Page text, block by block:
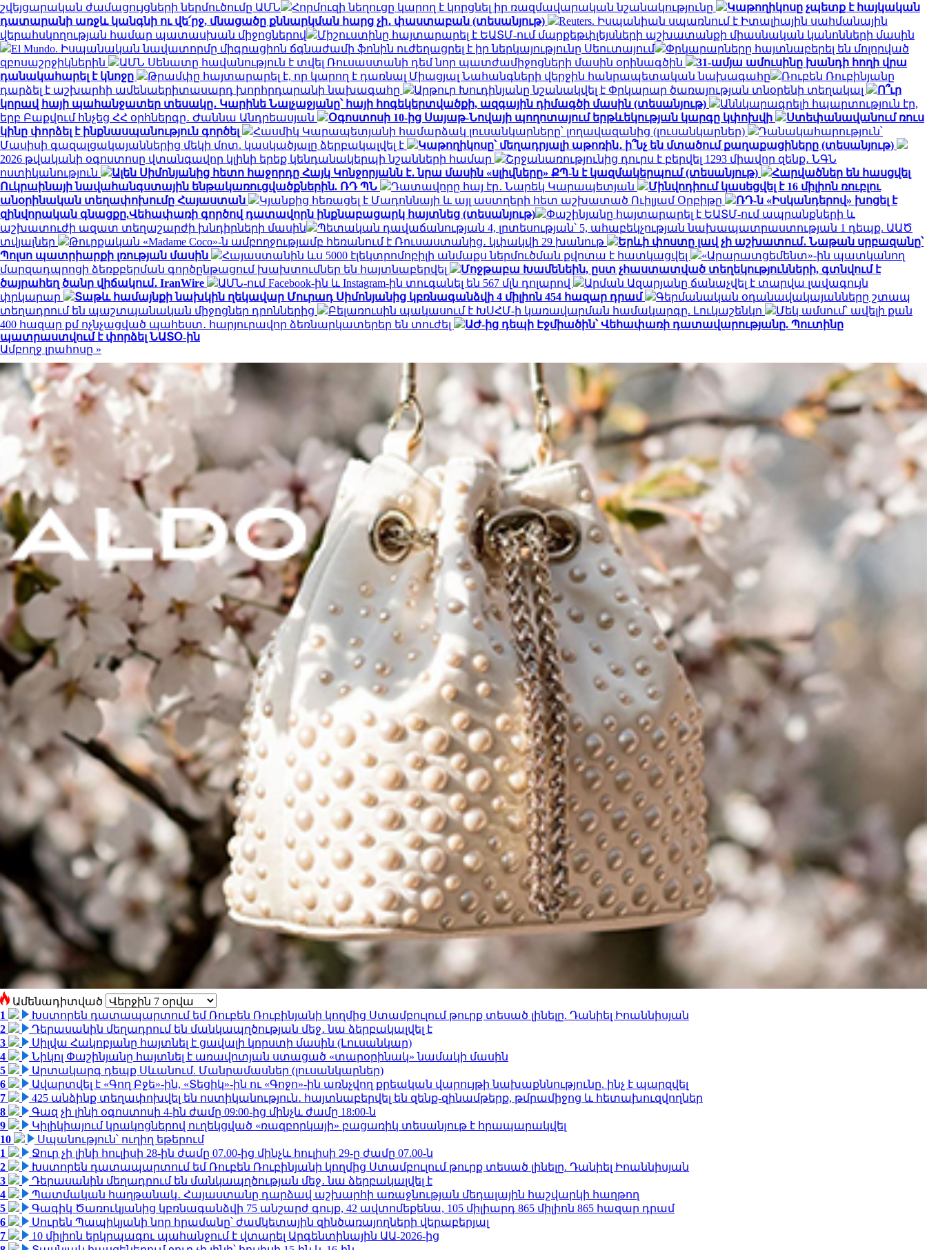
շվեյցարական ժամացույցների ներմուծումը ԱՄՆ
Հորմուզի նեղուցը կարող է կորցնել իր ռազմավարական նշանակությունը
Կաթողիկոսը չպետք է հայկական
դատարանի առջև կանգնի ու վե՛րջ, մնացածը քննարկման հարց չի․ փաստաբան (տեսանյութ)
Reuters. Իսպանիան սպառնում է Իտալիային սահմանային
վերահսկողության համար պատասխան միջոցներով
Միշուստինը հայտարարել է ԵԱՏՄ-ում մարքեթփլեյսների աշխատանքի միասնական կանոնների մասին
El Mundo. Իսպանական նավատորմը միգրացիոն ճգնաժամի ֆոնին ուժեղացրել է իր ներկայությունը Սեուտայում
Փրկարարները հայտնաբերել են մոլորված
զբոսաշրջիկներին
ԱՄՆ Սենատը հավանություն է տվել Ռուսաստանի դեմ նոր պատժամիջոցների մասին օրինագծին
31-ամյա ամուսինը խանդի հողի վրա
դանակահարել է կնոջը
Թրամփը հայտարարել է, որ կարող է դառնալ Միացյալ Նահանգների վերջին հանրապետական ​​նախագահը
Ռուբեն Ռուբինյանը
դարձել է աշխարհի ամենաերիտասարդ խորհրդարանի նախագահը
Արթուր Խուդինյանը նշանակվել է Փրկարար ծառայության տնօրենի տեղակալ
Ո՞ւր
կորավ հայի պահանջատեր տեսակը․ Կարինե Նալչաջյանը՝ հայի հոգեկերտվածքի, ազգային դիմագծի մասին (տեսանյութ)
Աննկարագրելի հպարտություն էր,
երբ Բաքվում հնչեց ՀՀ օրհներգը․ Ժաննա Անդրեասյան
Օգոստոսի 10-ից Սայաթ-Նովայի պողոտայում երթևեկության կարգը կփոխվի
Ստեփանավանում ռուս
կինը փորձել է ինքնասպանություն գործել
Հասմիկ Կարապետյանի համարձակ լուսանկարները՝ լողավազանից (լուսանկարներ)
Դանակահարություն՝
Մասիսի գազալցակայաններից մեկի մոտ. կասկածյալը ձերբակալվել է
Կաթողիկոսը՝ մեղադրյալի աթոռին․ ի՞նչ են մտածում քաղաքացիները (տեսանյութ)
2026 թվականի օգոստոսը վտանգավոր կլինի երեք կենդանակերպի նշանների համար
Շրջանառությունից դուրս է բերվել 1293 միավոր զենք․ ՆԳՆ
ոստիկանություն
Ալեն Սիմոնյանից հետո հաջորդը Հայկ Կոնջորյանն է․ նրա մասին «սլիվները» ՔՊ-ն է կազմակերպում (տեսանյութ)
Հարվածներ են հասցվել
Ուկրաինայի նավահանգստային ենթակառուցվածքներին. ՌԴ ՊՆ
Դատավորը հայ էր․ Նարեկ Կարապետյան
Մինվոդիում կասեցվել է 16 միլիոն ռուբլու
անօրինական տեղափոխումը Հայաստան
Կյանքից հեռացել է Մադոննայի և այլ աստղերի հետ աշխատած Ուիլյամ Օրբիթը
ՌԴ-ն «Իսկանդերով» խոցել է
զինվորական գնացքը.Վեհափառի գործով դատավորն ինքնաբացարկ հայտնեց (տեսանյութ)
Փաշինյանը հայտարարել է ԵԱՏՄ-ում ապրանքների և
աշխատուժի ազատ տեղաշարժի խնդիրների մասին
Պետական դավաճանության 4, լրտեսության՝ 5, ահաբեկչության նախապատրաստության 1 դեպք. ԱԱԾ
տվյալներ
Թուրքական «Madame Coco»-ն ամբողջությամբ հեռանում է Ռուսաստանից․ կփակվի 29 խանութ
Երևի փոստը լավ չի աշխատում․ Նաթան սրբազանը՝
Պոլսո պատրիարքի լռության մասին
Հայաստանին ևս 5000 էլեկտրոմոբիլի անմաքս ներմուծման քվոտա է հատկացվել
«Արարատցեմենտ»-ին պատկանող
մարզադպրոցի ձեռքբերման գործընթացում խախտումներ են հայտնաբերվել
Մոջթաբա Խամենեին, ըստ չհաստատված տեղեկությունների, գտնվում է
ծայրահեղ ծանր վիճակում․ IranWire
ԱՄՆ-ում Facebook-ին և Instagram-ին տուգանել են 567 մլն դոլարով
Արման Ազարյանը ճանաչվել է տարվա լավագույն
փրկարար
Տաթև համայնքի նախկին ղեկավար Մուրադ Սիմոնյանից կբռնագանձվի 4 միլիոն 454 հազար դրամ
Գերմանական օդանավակայանները շտապ
տեղադրում են պաշտպանական միջոցներ դրոններից
Բելառուսին պակասում է ԽՍՀՄ-ի կառավարման համակարգը. Լուկաշենկո
Մեկ ամսում՝ ավելի քան
400 հազար քմ ոչնչացված պահեստ․ հարյուրավոր ձեռնարկատերեր են տուժել
ԱԺ-ից դեպի Էջմիածին՝ Վեհափառի դատավարությանը. Պուտինը
պատրաստվում է փորձել ՆԱՏՕ-ին
Ամբողջ լրահոսը »
Ամենադիտված
1
Խստորեն դատապարտում եմ Ռուբեն Ռուբինյանի կողմից Ստամբուլում թուրք տեսած լինելը. Դանիել Իոաննիսյան
2
Դերասանին մեղադրում են մանկապղծության մեջ․ նա ձերբակալվել է
3
Սիլվա Հակոբյանը հայտնել է ցավալի կորստի մասին (Լուսանկար)
4
Նիկոլ Փաշինյանը հայտնել է առավոտյան ստացած «տարօրինակ» նամակի մասին
5
Արտակարգ դեպք Սևանում. Մանրամասներ (լուսանկարներ)
6
Ավարտվել է «Գող Բջե»-ին, «Տեցիկ»-ին ու «Գոջո»-ին առնչվող քրեական վարույթի նախաքննությունը. ինչ է պարզվել
7
425 անձինք տեղափոխվել են ոստիկանություն․ հայտնաբերվել են զենք-զինամթերք, թմրամիջոց և հետախուզվողներ
8
Գազ չի լինի օգոստոսի 4-ին ժամը 09:00-ից մինչև ժամը 18:00-ն
9
Կիլիկիայում կրակոցներով ուղեկցված «ռազբորկայի» բացառիկ տեսանյութ է հրապարակվել
10
Սպանություն՝ ուղիղ եթերում
1
Ջուր չի լինի հուլիսի 28-ին ժամը 07.00-ից մինչև հուլիսի 29-ը ժամը 07.00-ն
2
Խստորեն դատապարտում եմ Ռուբեն Ռուբինյանի կողմից Ստամբուլում թուրք տեսած լինելը. Դանիել Իոաննիսյան
3
Դերասանին մեղադրում են մանկապղծության մեջ․ նա ձերբակալվել է
4
Պատմական հաղթանակ․ Հայաստանը դարձավ աշխարհի առաջնության մեդալային հաշվարկի հաղթող
5
Գագիկ Ծառուկյանից կբռնագանձվի 75 անշարժ գույք, 42 ավտոմեքենա, 105 միլիարդ 865 միլիոն 865 հազար դրամ
6
Սուրեն Պապիկյանի նոր հրամանը՝ ժամկետային զինծառայողների վերաբերյալ
7
10 միլիոն երկրպագու պահանջում է վտարել Արգենտինային ԱԱ-2026-ից